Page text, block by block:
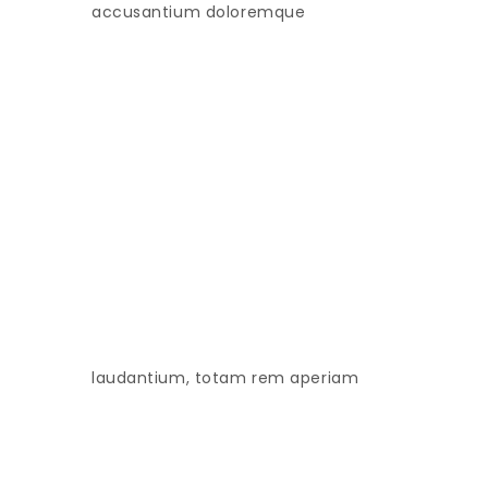
accusantium doloremque
laudantium, totam rem aperiam